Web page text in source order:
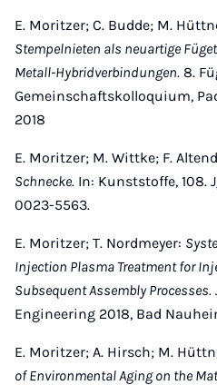
E. Moritzer; C. Budde; M.
Stempelnieten als neuartige
Metall-Hybridverbindungen. 8.
Gemeinschaftskolloquium,
2018
E. Moritzer; M. Wittke; F.
Schnecke. In: Kunststoffe, 108.
0023-5563.
E. Moritzer; T. Nordmeyer:
Injection Plasma Treatment for
Subsequent Assembly Processes.
Engineering 2018, Bad
E. Moritzer; A. Hirsch; M.
of Environmental Aging on the